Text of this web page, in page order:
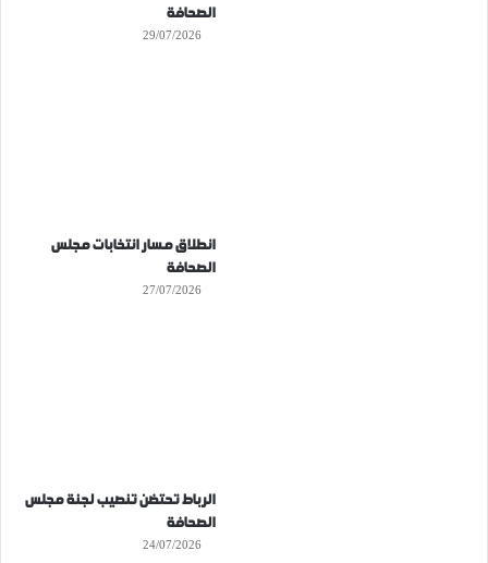
الصحافة
29/07/2026
انطلاق مسار انتخابات مجلس
الصحافة
27/07/2026
الرباط تحتضن تنصيب لجنة مجلس
الصحافة
24/07/2026